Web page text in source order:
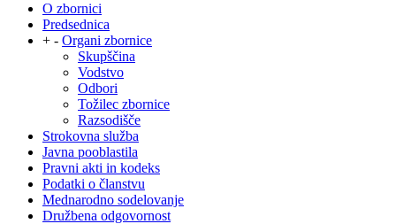
O zbornici
Predsednica
+ - Organi zbornice
Skupščina
Vodstvo
Odbori
Tožilec zbornice
Razsodišče
Strokovna služba
Javna pooblastila
Pravni akti in kodeks
Podatki o članstvu
Mednarodno sodelovanje
Družbena odgovornost